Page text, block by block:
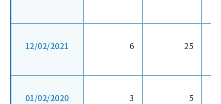
12/02/2021 6 25
01/02/2020 3 5